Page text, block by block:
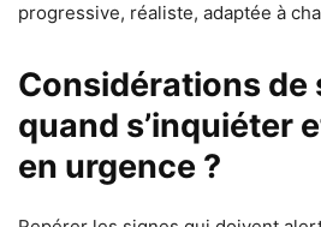
progressive, réaliste, adaptée à
Considérations de
quand s’inquiéter
en urgence ?